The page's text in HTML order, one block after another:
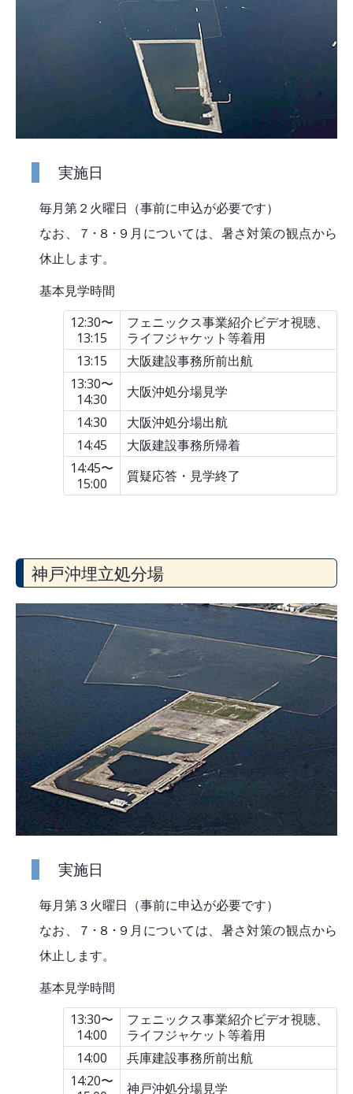
実施日
毎月第２火曜日（事前に申込が必要です）
なお、７･８･９月については、暑さ対策の観点から
休止します。
基本見学時間
12:30〜
13:15
フェニックス事業紹介ビデオ視聴、
ライフジャケット等着用
13:15
大阪建設事務所前出航
13:30〜
14:30
大阪沖処分場見学
14:30
大阪沖処分場出航
14:45
大阪建設事務所帰着
14:45〜
15:00
質疑応答・見学終了
神戸沖埋立処分場
実施日
毎月第３火曜日（事前に申込が必要です）
なお、７･８･９月については、暑さ対策の観点から
休止します。
基本見学時間
13:30〜
14:00
フェニックス事業紹介ビデオ視聴、
ライフジャケット等着用
14:00
兵庫建設事務所前出航
14:20〜
神戸沖処分場見学